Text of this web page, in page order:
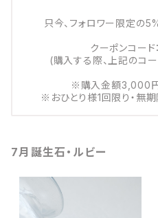
只今、フォロワー限定の
クーポンコー
(購入する際、上記のコー
※購入金額3,000円
※おひとり様1回限り・無
7月誕生石・ルビー